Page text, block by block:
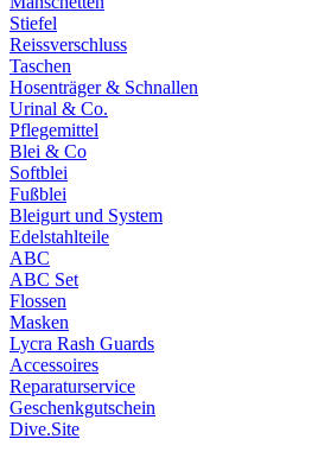
Stiefel
Reissverschluss
Taschen
Hosenträger & Schnallen
Urinal & Co.
Pflegemittel
Blei & Co
Softblei
Fußblei
Bleigurt und System
Edelstahlteile
ABC
ABC Set
Flossen
Masken
Lycra Rash Guards
Accessoires
Reparaturservice
Geschenkgutschein
Dive.Site